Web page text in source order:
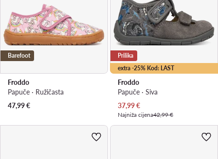
Barefoot
Froddo
Papuče · Ružičasta
47,99€
extra -25% Kod: LAST
Prilika
Froddo
Papuče · Siva
Trenutna cijena
37,99€
Najniža cijena42,99 €